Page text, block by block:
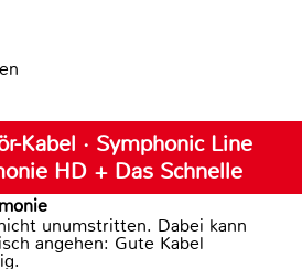
Kabel · Symphonic Line
HD + Das Schnelle
unumstritten. Dabei kann
angehen: Gute Kabel